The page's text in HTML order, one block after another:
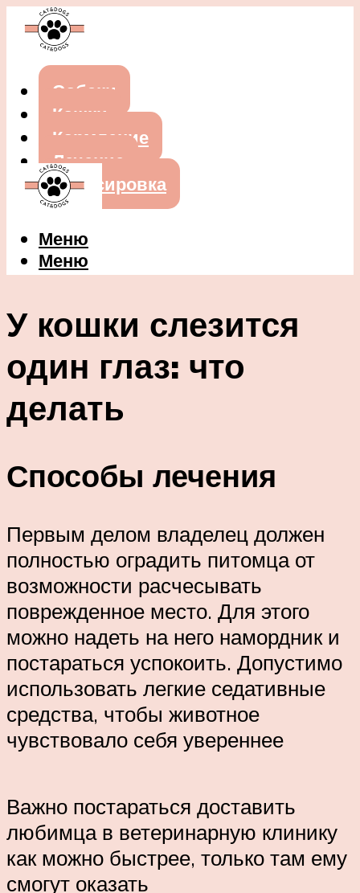
Собаки
Кошки
Кормление
Лечение
Дрессировка
Меню
Меню
У кошки слезится
один глаз: что
делать
Способы лечения
Первым делом владелец должен
полностью оградить питомца от
возможности расчесывать
поврежденное место. Для этого
можно надеть на него намордник и
постараться успокоить. Допустимо
использовать легкие седативные
средства, чтобы животное
чувствовало себя увереннее
Важно постараться доставить
любимца в ветеринарную клинику
как можно быстрее, только там ему
смогут оказать